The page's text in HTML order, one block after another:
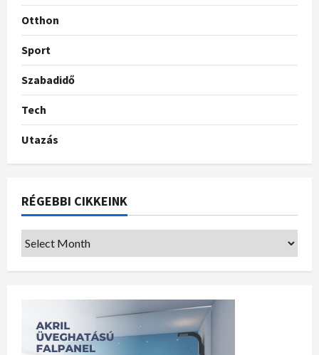
Otthon
Sport
Szabadidő
Tech
Utazás
RÉGEBBI CIKKEINK